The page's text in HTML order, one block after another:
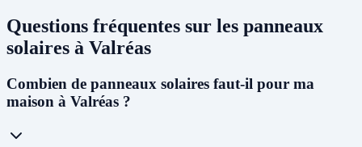
Questions fréquentes sur les panneaux
solaires à Valréas
Combien de panneaux solaires faut-il pour ma
maison à Valréas ?